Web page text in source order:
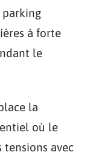
parking
à forte
le
la
où le
tensions avec